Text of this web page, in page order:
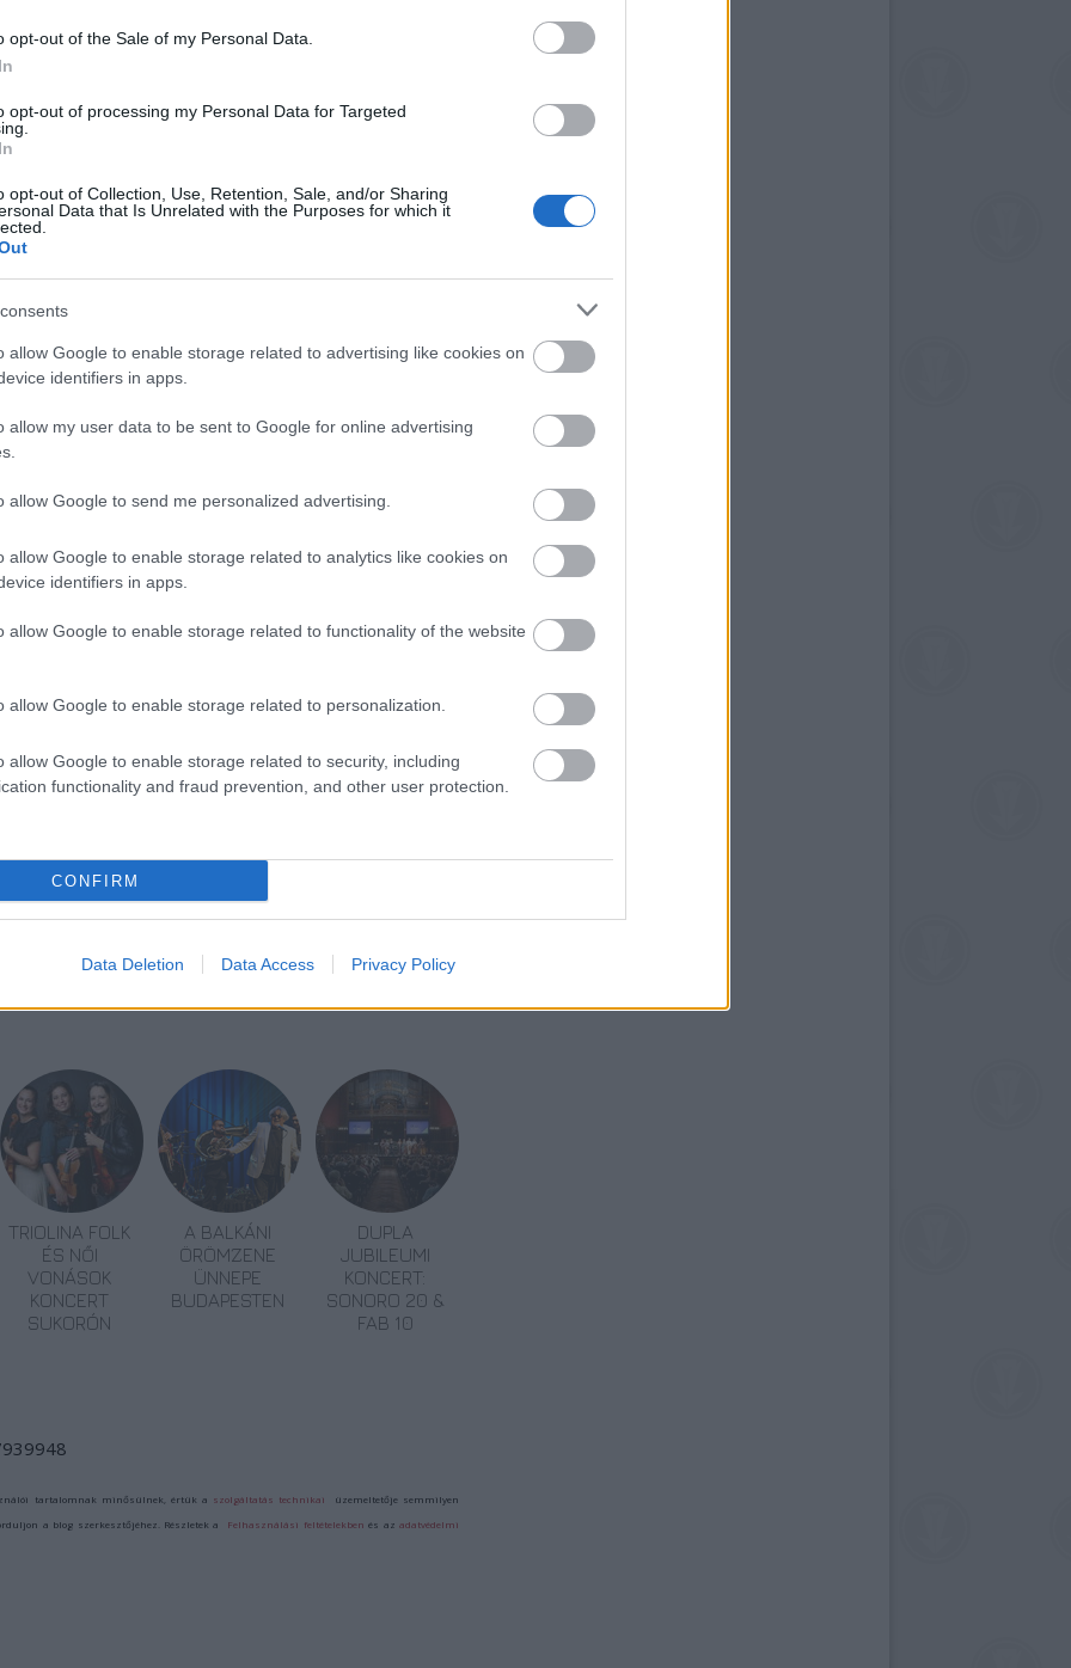
opt-out of the Sale of my Personal Data.
opt-out of processing my Personal Data for Targeted
opt-out of Collection, Use, Retention, Sale, and/or Sharing
Data that Is Unrelated with the Purposes for which it
allow Google to enable storage related to advertising like cookies on
identifiers in apps.
allow my user data to be sent to Google for online advertising
allow Google to send me personalized advertising.
allow Google to enable storage related to analytics like cookies on
identifiers in apps.
allow Google to enable storage related to functionality of the website
allow Google to enable storage related to personalization.
allow Google to enable storage related to security, including
functionality and fraud prevention, and other user protection.
CONFIRM
Data Deletion Data Access Privacy Policy
is eltérő, gyakran egymásra festett rajzot
azonosításáig. Kiderült, hogy a legrégebbi
vadállatok naturalisztikus ábrázolásából,
áll. A legrégebbi alkotások az
amelyek mintegy 35-40 ezer évesek
más helyszínen is feltárt rajzok azt bizonyítják,
ellenére nem számítanak egyedinek a régióban,
utalnak.
legrégebbi délkelet-ázsiai alkotások is gyakran
a kőfelszín természetes adottságaihoz" -
a korai emberek nem véletlenül vagy puszta
művészeti alkotások formájában ezeken a
és egyben praktikus lépésről lehetett szó a
kultúrtájakká alakítva a természetes
volt ez, amely még ma is tart.
a délkelet-ázsiai alkotásokat inkább
tárták fel. Paul Tacon szerint ez arra
elmélettel - az ázsiai rajzok nem az európai
indonéziai kőrajzok kora azt a feltételezést
való rajzolás művészetét Afrikából hozta
Paul Tacon. A világ legöregebb, 40 ezer
a spanyol El Castillo barlang falát díszíti.
ausztrál sziklaművészettel kapcsolatos
sziklafestményei szintén
állnak. Az, hogy ezek a rajzok önálló
gyakorlatot Délkelet-Ázsiából hozták
eldöntetlen kérdésnek számít a tudósok
TRIOLINA FOLK
ÉS NŐI
VONÁSOK
KONCERT
SUKORÓN
A BALKÁNI
ÖRÖMZENE
ÜNNEPE
BUDAPESTEN
DUPLA
JUBILEUMI
KONCERT:
SONORO 20 &
FAB 10
tartalomnak minősülnek, értük a szolgáltatás technikai üzemeltetője semmilyen
a blog szerkesztőjéhez. Részletek a Felhasználási feltételekben és azadatvédelmi